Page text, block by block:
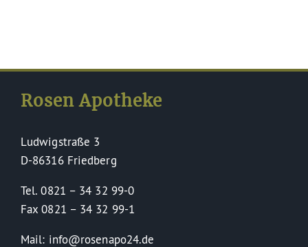
Rosen Apotheke
Ludwigstraße 3
D-86316 Friedberg
Tel. 0821 – 34 32 99-0
Fax 0821 – 34 32 99-1
Mail: info@rosenapo24.de